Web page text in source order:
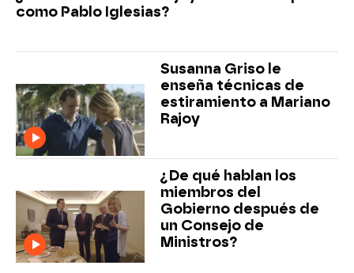
como Pablo Iglesias?
Susanna Griso le
enseña técnicas de
estiramiento a Mariano
Rajoy
¿De qué hablan los
miembros del
Gobierno después de
un Consejo de
Ministros?